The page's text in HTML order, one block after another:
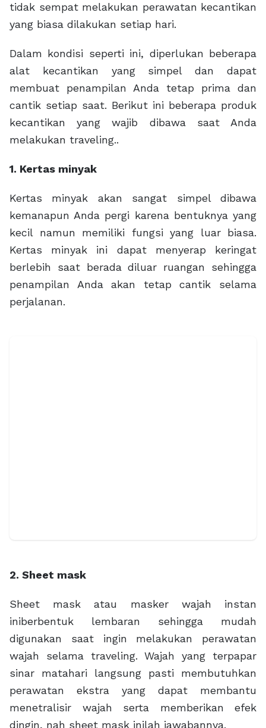
tidak sempat melakukan perawatan kecantikan
yang biasa dilakukan setiap hari.
Dalam kondisi seperti ini, diperlukan beberapa
alat kecantikan yang simpel dan dapat
membuat penampilan Anda tetap prima dan
cantik setiap saat. Berikut ini beberapa produk
kecantikan yang wajib dibawa saat Anda
melakukan traveling..
1. Kertas minyak
Kertas minyak akan sangat simpel dibawa
kemanapun Anda pergi karena bentuknya yang
kecil namun memiliki fungsi yang luar biasa.
Kertas minyak ini dapat menyerap keringat
berlebih saat berada diluar ruangan sehingga
penampilan Anda akan tetap cantik selama
perjalanan.
2. Sheet mask
Sheet mask atau masker wajah instan
iniberbentuk lembaran sehingga mudah
digunakan saat ingin melakukan perawatan
wajah selama traveling. Wajah yang terpapar
sinar matahari langsung pasti membutuhkan
perawatan ekstra yang dapat membantu
menetralisir wajah serta memberikan efek
dingin, nah sheet mask inilah jawabannya.